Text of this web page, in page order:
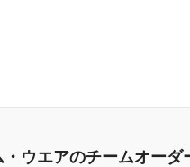
ウエアのチームオーダ